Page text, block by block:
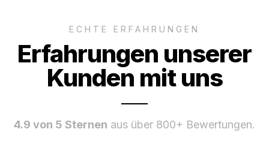
ECHTE ERFAHRUNGEN
Erfahrungen unserer
Kunden mit uns
4.9 von 5 Sternen aus über 800+ Bewertungen.